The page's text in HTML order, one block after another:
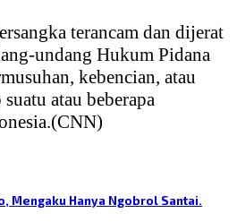
terancam dan dijerat
undang Hukum Pidana
kebencian, atau
atau beberapa
Mengaku Hanya Ngobrol Santai.